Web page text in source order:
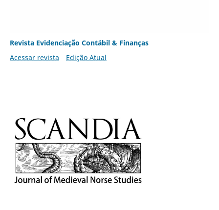
Revista Evidenciação Contábil & Finanças
Acessar revista
Edição Atual